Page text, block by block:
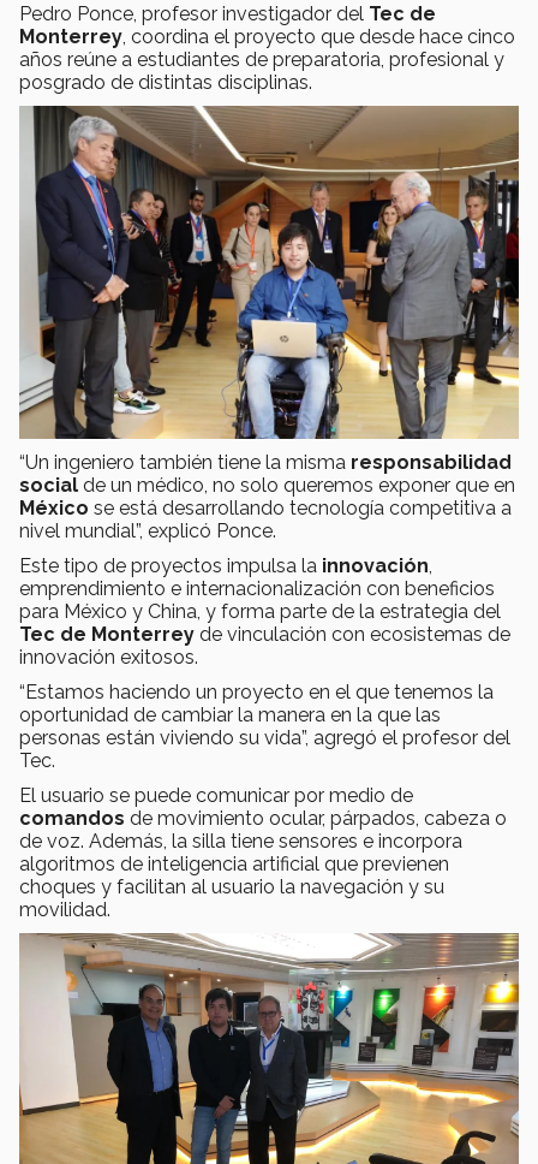
Pedro Ponce, profesor investigador del Tec de
Monterrey , coordina el proyecto que desde hace cinco
años reúne a estudiantes de preparatoria, profesional y
posgrado de distintas disciplinas.
“Un ingeniero también tiene la misma responsabilidad
social de un médico, no solo queremos exponer que en
México se está desarrollando tecnología competitiva a
nivel mundial”, explicó Ponce.
Este tipo de proyectos impulsa la innovación,
emprendimiento e internacionalización con beneficios
para México y China, y forma parte de la estrategia del
Tec de Monterrey de vinculación con ecosistemas de
innovación exitosos.
“Estamos haciendo un proyecto en el que tenemos la
oportunidad de cambiar la manera en la que las
personas están viviendo su vida”, agregó el profesor del
Tec.
El usuario se puede comunicar por medio de
comandos de movimiento ocular, párpados, cabeza o
de voz. Además, la silla tiene sensores e incorpora
algoritmos de inteligencia artificial que previenen
choques y facilitan al usuario la navegación y su
movilidad.